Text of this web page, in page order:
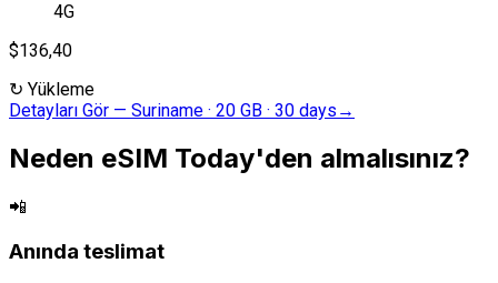
4G
$136,40
↻ Yükleme
Detayları Gör — Suriname · 20 GB · 30 days →
Neden eSIM Today'den almalısınız?
📲
Anında teslimat